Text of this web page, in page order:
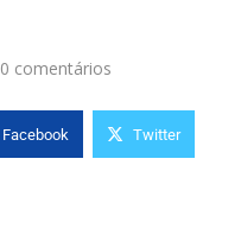
0 comentários
Facebook Twitter